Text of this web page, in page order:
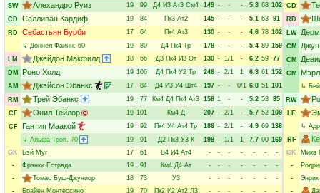
SW
Алехандро Руиз 19 99 Д4 И3 Ат3 См4 149 - - - 5.3 68 102
CD
Салливан Кардиф 19 84 Пк3 Ат2 145 - - - 5.1 63 91
RD Себастьян Бурби 17 64 Пк4 Ат3 130 - - - 4.6 78 102
↳ Доннел Фаинн, 60 19 80 Д4 Пк4 Тр 178 - - - 5.4 89 159
LM
Джейдон Макфилд 18 66 Д3 Пк4 И3 От 130 - 1/1 - 6.2 59 77
DM
Роно Холд 19 106 Д4 Пк4 У2 Тр 246 - 2/1 1 6.3 61 152
AM
Джэйсон Эбанкс 17 84 Д4 И3 У4 Шт4 197 - - 0/1 6.8 51 101
RM
Трей Эбанкс 19 77 Км4 Д4 Пк4 Ат3 158 1 - - 5.2 53 85
CF
Онил Тейлор 19 101 Км4 Д 207 - 2/1 - 5.7 52 109
CF
Гантип Маакой 19 92 Пк4 У4 Ат4 Тр 186 - 2/1 - 4.9 69 138
↳ Альфа Троп, 70 19 91 Д2 Пк3 У3 К 198 - 1/1 1 7.7 90 169
GK
Бэй Муг 17 61 В4 И4 Ат4 - - - - - -
-
-
Фрэнки Естрада 19 91 Км4 Д4 Ат - - - - - -
-
-
Томас Буш-Джуниор 18 73 У3 - - - - - -
-
-
Брайен Монтессино 19 70 Пк2 И2 Ат2 Л3 - - - - - -
-
CD
RD
LW
CM
CM
CM
↳
RW
LF
↳
RF
GK
Мика
-
-
Энрик
-